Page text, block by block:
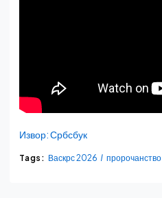
Извор: Србсбук
Tags: Васкрс 2026 пророчанство